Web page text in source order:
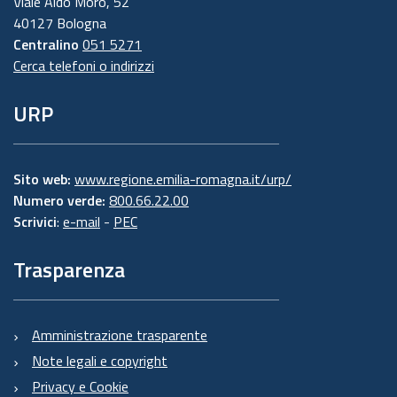
40127 Bologna
Centralino 051 5271
Cerca telefoni o indirizzi
URP
Sito web: www.regione.emilia-romagna.it/urp/
Numero verde: 800.66.22.00
Scrivici: e-mail - PEC
Trasparenza
Amministrazione trasparente
Note legali e copyright
Privacy e Cookie